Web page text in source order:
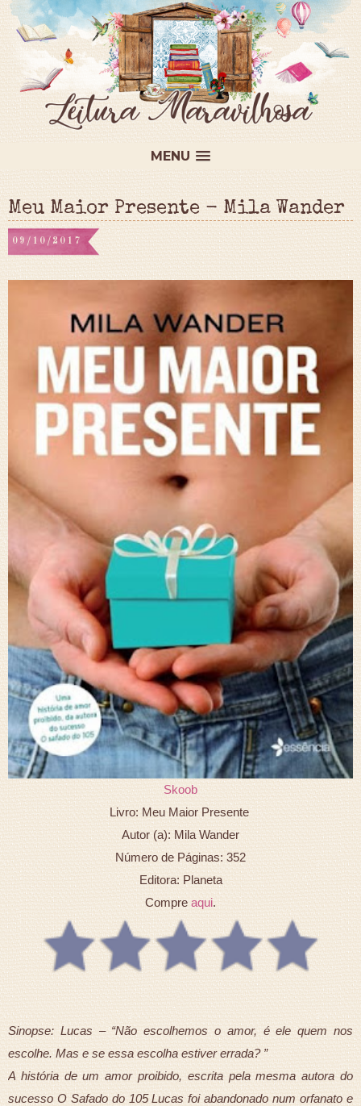
MENU
Meu Maior Presente - Mila Wander
09/10/2017
Skoob
Livro: Meu Maior Presente
Autor (a): Mila Wander
Número de Páginas: 352
Editora: Planeta
Compreaqui.
Sinopse: Lucas – “Não escolhemos o amor, é ele quem nos
escolhe. Mas e se essa escolha estiver errada? ”
A história de um amor proibido, escrita pela mesma autora do
sucesso O Safado do 105 Lucas foi abandonado num orfanato e